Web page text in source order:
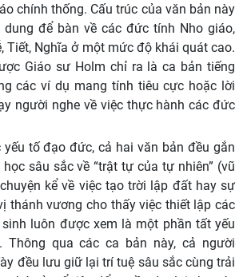
chính thống. Cấu trúc của văn bản này
để bàn về các đức tính Nho giáo,
Tiết, Nghĩa ở một mức độ khái quát cao.
Giáo sư Holm chỉ ra là ca bản tiếng
các ví dụ mang tính tiêu cực hoặc lời
người nghe về việc thực hành các đức
yếu tố đạo đức, cả hai văn bản đều gắn
sâu sắc về “trật tự của tự nhiên” (vũ
kể về việc tạo trời lập đất hay sự
thánh vương cho thấy việc thiết lập các
luôn được xem là một phần tất yếu
qua các ca bản này, cả người
đều lưu giữ lại trí tuệ sâu sắc cùng trải